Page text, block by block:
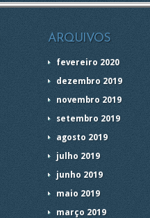
ARQUIVOS
fevereiro 2020
dezembro 2019
novembro 2019
setembro 2019
agosto 2019
julho 2019
junho 2019
maio 2019
março 2019